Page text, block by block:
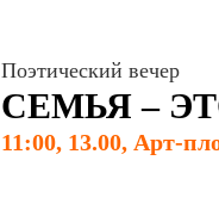
Поэтический вечер
СЕМЬЯ –
11:00, 13.00, Арт-